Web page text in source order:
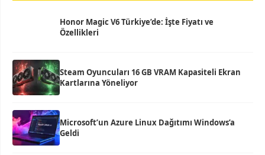
Honor Magic V6 Türkiye’de: İşte Fiyatı ve
Özellikleri
Steam Oyuncuları 16 GB VRAM Kapasiteli Ekran
Kartlarına Yöneliyor
Microsoft’un Azure Linux Dağıtımı Windows’a
Geldi